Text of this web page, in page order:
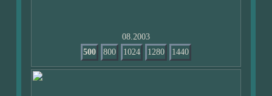
08.2003
500
800 1024 1280 1440